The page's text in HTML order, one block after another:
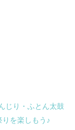
じり・ふとん太鼓
を楽しもう♪